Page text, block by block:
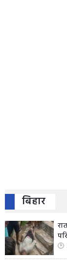
बिहार